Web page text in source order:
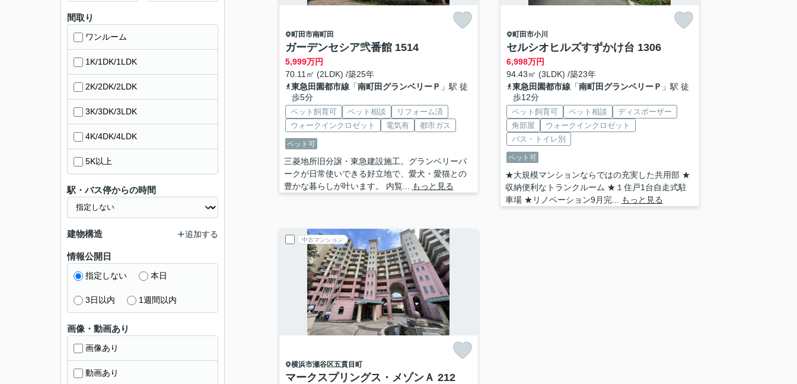
町田市南町田
ガーデンセシア弐番館 1514
5,999万円
70.11㎡ (2LDK) /築25年
東急田園都市線「南町田グランベリーＰ 」駅 徒
歩5分
ペット飼育可 ペット相談
リフォーム済
ウォークインクロゼット
電気有 都市ガス
ペット可
三菱地所旧分譲・東急建設施工。グランベリーパ
ークが日常使いできる好立地で、愛犬・愛猫との
豊かな暮らしが叶います。 内覧...
もっと見る
町田市小川
セルシオヒルズすずかけ台 1306
6,998万円
94.43㎡ (3LDK) /築23年
東急田園都市線「南町田グランベリーＰ 」駅 徒
歩12分
ペット飼育可 ペット相談
ディスポーザー
角部屋
ウォークインクロゼット
バス・トイレ別
ペット可
★大規模マンションならではの充実した共用部 ★
収納便利なトランクルーム ★１住戸1台自走式駐
車場 ★リノベーション9月完...
もっと見る
中古マンション
横浜市瀬谷区五貫目町
マークスプリングス・メゾンＡ 212
間取り
ワンルーム
1K/1DK/1LDK
2K/2DK/2LDK
3K/3DK/3LDK
4K/4DK/4LDK
5K以上
駅・バス停からの時間
建物構造 追加する
情報公開日
指定しない 本日
3日以内 1週間以内
画像・動画あり
画像あり
動画あり